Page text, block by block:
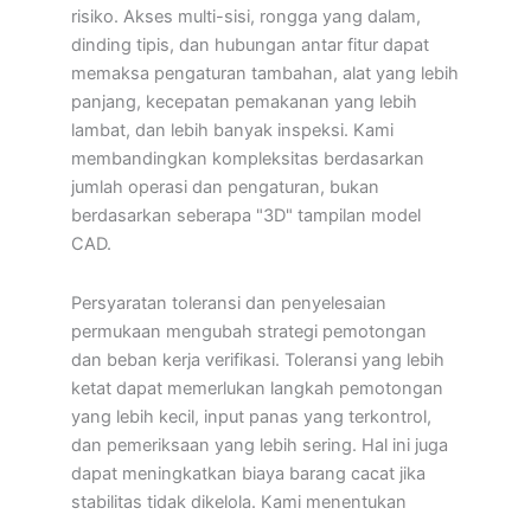
risiko. Akses multi-sisi, rongga yang dalam,
dinding tipis, dan hubungan antar fitur dapat
memaksa pengaturan tambahan, alat yang lebih
panjang, kecepatan pemakanan yang lebih
lambat, dan lebih banyak inspeksi. Kami
membandingkan kompleksitas berdasarkan
jumlah operasi dan pengaturan, bukan
berdasarkan seberapa "3D" tampilan model
CAD.
Persyaratan toleransi dan penyelesaian
permukaan mengubah strategi pemotongan
dan beban kerja verifikasi. Toleransi yang lebih
ketat dapat memerlukan langkah pemotongan
yang lebih kecil, input panas yang terkontrol,
dan pemeriksaan yang lebih sering. Hal ini juga
dapat meningkatkan biaya barang cacat jika
stabilitas tidak dikelola. Kami menentukan